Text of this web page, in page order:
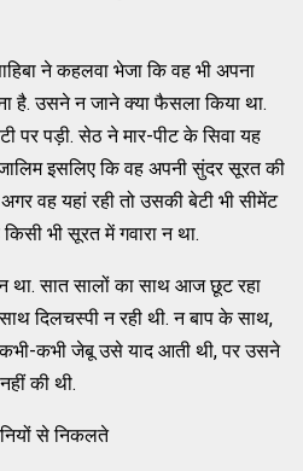
ने कहलवा भेजा कि वह भी अपना
है. उसने न जाने क्या फैसला किया था.
पर पड़ी. सेठ ने मार-पीट के सिवा यह
इसलिए कि वह अपनी सुंदर सूरत की
वह यहां रही तो उसकी बेटी भी सीमेंट
भी सूरत में गवारा न था.
था. सात सालों का साथ आज छूट रहा
दिलचस्पी न रही थी. न बाप के साथ,
कभी जेबू उसे याद आती थी, पर उसने
की थी.
से निकलते